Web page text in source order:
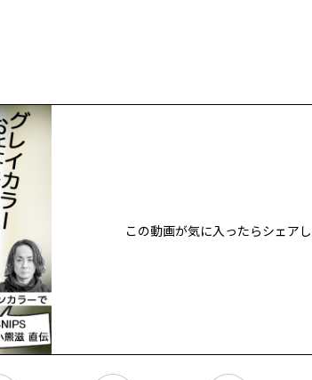
この動画が気に入ったらシェア